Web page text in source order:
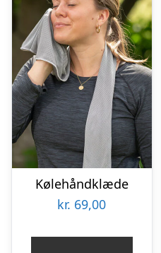
Kølehåndklæde
kr. 69,00